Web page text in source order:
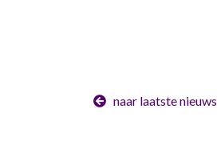
naar laatste nieuws